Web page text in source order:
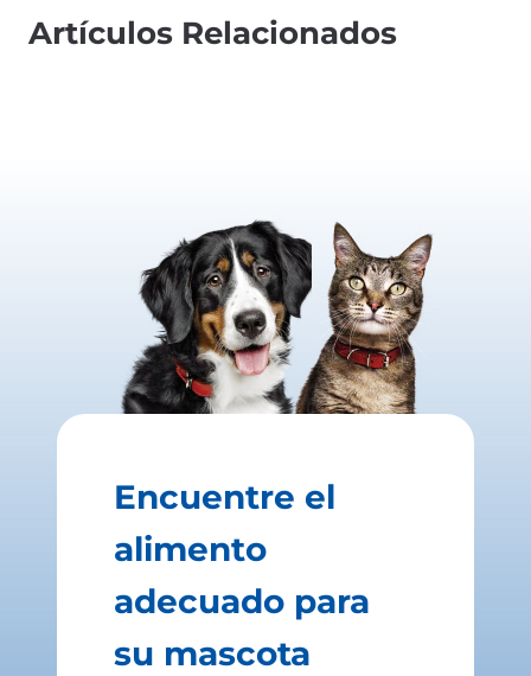
Artículos Relacionados
Encuentre el
alimento
adecuado para
su mascota